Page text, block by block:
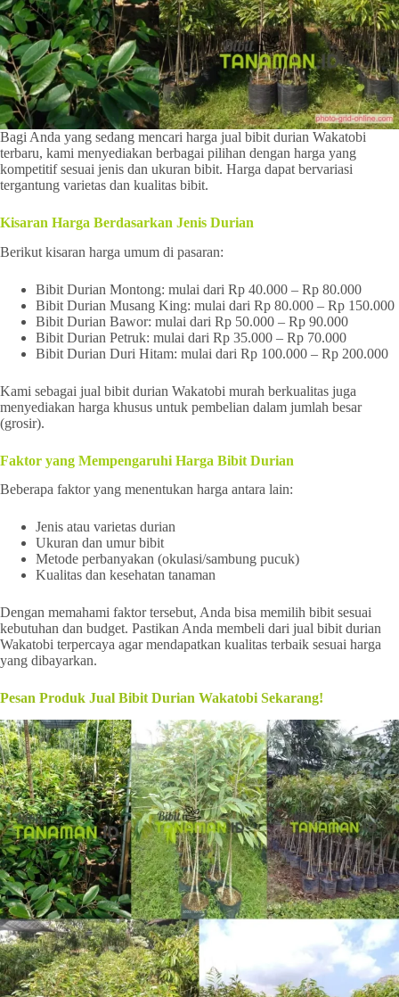
Bagi Anda yang sedang mencari harga jual bibit durian Wakatobi
terbaru, kami menyediakan berbagai pilihan dengan harga yang
kompetitif sesuai jenis dan ukuran bibit. Harga dapat bervariasi
tergantung varietas dan kualitas bibit.
Kisaran Harga Berdasarkan Jenis Durian
Berikut kisaran harga umum di pasaran:
Bibit Durian Montong: mulai dari Rp 40.000 – Rp 80.000
Bibit Durian Musang King: mulai dari Rp 80.000 – Rp 150.000
Bibit Durian Bawor: mulai dari Rp 50.000 – Rp 90.000
Bibit Durian Petruk: mulai dari Rp 35.000 – Rp 70.000
Bibit Durian Duri Hitam: mulai dari Rp 100.000 – Rp 200.000
Kami sebagai jual bibit durian Wakatobi murah berkualitas juga
menyediakan harga khusus untuk pembelian dalam jumlah besar
(grosir).
Faktor yang Mempengaruhi Harga Bibit Durian
Beberapa faktor yang menentukan harga antara lain:
Jenis atau varietas durian
Ukuran dan umur bibit
Metode perbanyakan (okulasi/sambung pucuk)
Kualitas dan kesehatan tanaman
Dengan memahami faktor tersebut, Anda bisa memilih bibit sesuai
kebutuhan dan budget. Pastikan Anda membeli dari jual bibit durian
Wakatobi terpercaya agar mendapatkan kualitas terbaik sesuai harga
yang dibayarkan.
Pesan Produk Jual Bibit Durian Wakatobi Sekarang!